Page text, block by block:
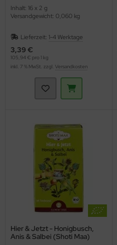
Inhalt: 16 x 2 g
Versandgewicht: 0,060 kg
Lieferzeit: 1-4 Werktage
3,39 €
105,94 € pro 1 kg
inkl. 7 % MwSt. zzgl. Versandkosten
Hier & Jetzt - Honigbusch,
Anis & Salbei (Shoti Maa)